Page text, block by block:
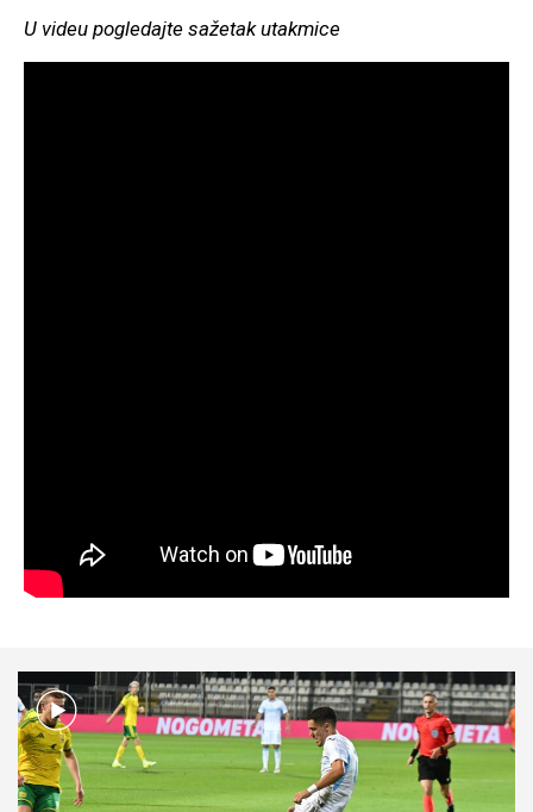
U videu pogledajte sažetak utakmice